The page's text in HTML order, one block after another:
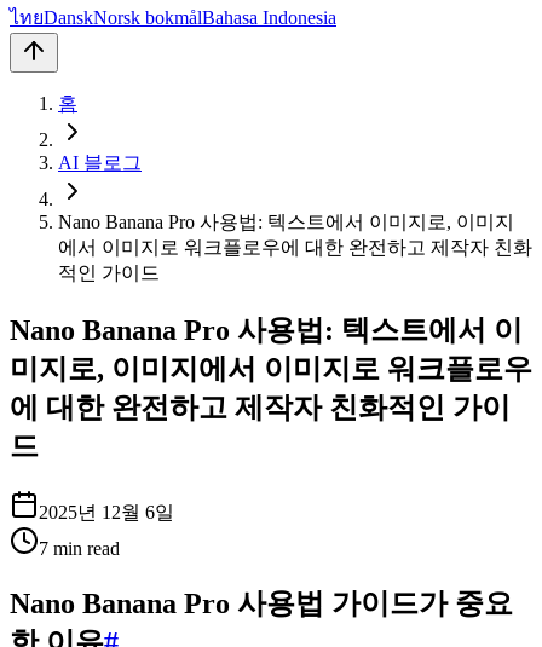
ไทยDanskNorsk bokmålBahasa Indonesia
홈
AI 블로그
Nano Banana Pro 사용법: 텍스트에서 이미지로, 이미지
에서 이미지로 워크플로우에 대한 완전하고 제작자 친화
적인 가이드
Nano Banana Pro 사용법: 텍스트에서 이
미지로, 이미지에서 이미지로 워크플로우
에 대한 완전하고 제작자 친화적인 가이
드
2025년 12월 6일
7 min read
Nano Banana Pro 사용법 가이드가 중요